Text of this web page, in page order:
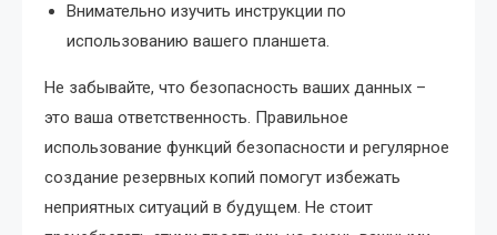
Внимательно изучить инструкции по
использованию вашего планшета.
Не забывайте, что безопасность ваших данных –
это ваша ответственность. Правильное
использование функций безопасности и регулярное
создание резервных копий помогут избежать
неприятных ситуаций в будущем. Не стоит